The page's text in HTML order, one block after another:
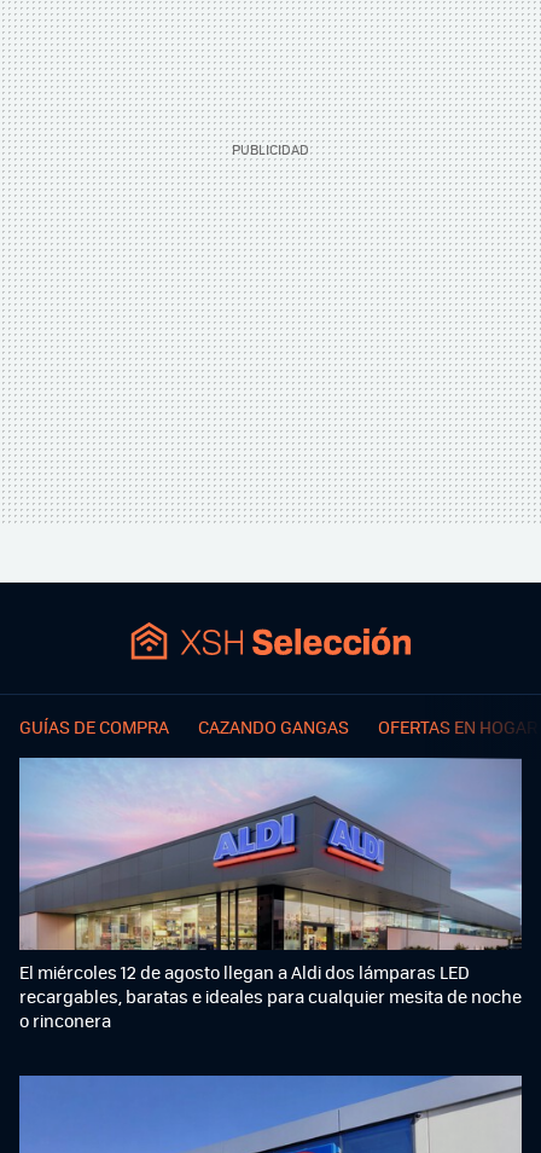
GUÍAS DE COMPRA CAZANDO GANGAS OFERTAS EN
El miércoles 12 de agosto llegan a Aldi dos lámparas LED
recargables, baratas e ideales para cualquier mesita de noche
o rinconera